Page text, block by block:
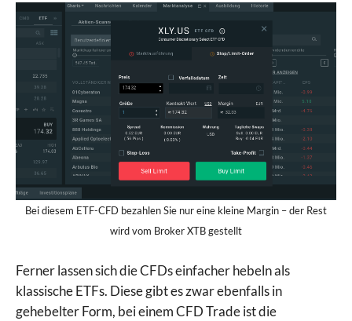
Bei diesem ETF-CFD bezahlen Sie nur eine kleine Margin – der Rest
wird vom Broker XTB gestellt
Ferner lassen sich die CFDs einfacher hebeln als
klassische ETFs. Diese gibt es zwar ebenfalls in
gehebelter Form, bei einem CFD Trade ist die